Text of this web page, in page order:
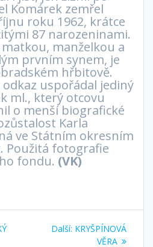
Komárek zemřel
roku 1962, krátce
87 narozeninami.
manželkou a
prvním synem, je
hřbitově.
odkaz uspořádal jediný
ml., který otcovu
o menší biografické
Karla
ve Státním okresním
Použitá fotografie
fondu. (VK)
Další: Další
příspěvek:
KRYŠPÍNOVÁ
VĚRA